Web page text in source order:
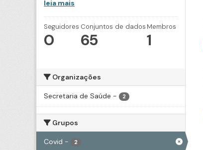
leia mais
Seguidores
0
Conjuntos de dados
65
Membros
1
Organizações
Secretaria de Saúde - 2
Grupos
Covid - 2